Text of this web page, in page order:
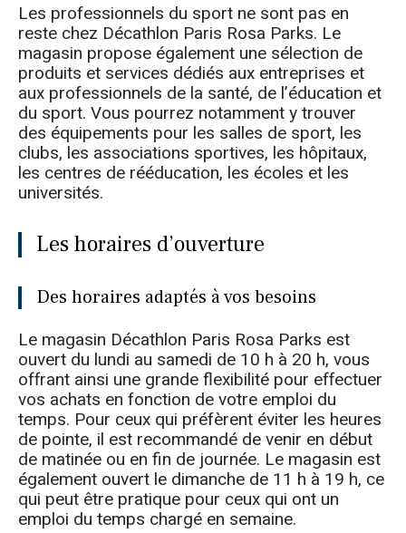
Les professionnels du sport ne sont pas en
reste chez Décathlon Paris Rosa Parks. Le
magasin propose également une sélection de
produits et services dédiés aux entreprises et
aux professionnels de la santé, de l’éducation et
du sport. Vous pourrez notamment y trouver
des équipements pour les salles de sport, les
clubs, les associations sportives, les hôpitaux,
les centres de rééducation, les écoles et les
universités.
Les horaires d’ouverture
Des horaires adaptés à vos besoins
Le magasin Décathlon Paris Rosa Parks est
ouvert du lundi au samedi de 10 h à 20 h, vous
offrant ainsi une grande flexibilité pour effectuer
vos achats en fonction de votre emploi du
temps. Pour ceux qui préfèrent éviter les heures
de pointe, il est recommandé de venir en début
de matinée ou en fin de journée. Le magasin est
également ouvert le dimanche de 11 h à 19 h, ce
qui peut être pratique pour ceux qui ont un
emploi du temps chargé en semaine.